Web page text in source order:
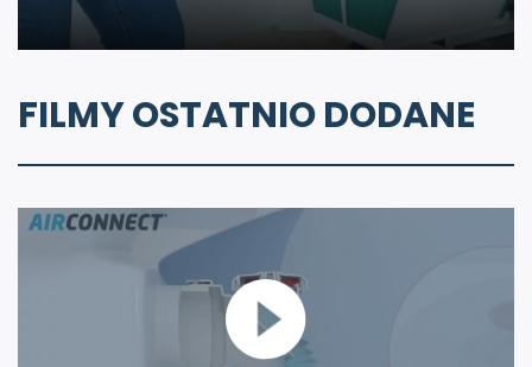
FILMY OSTATNIO DODANE